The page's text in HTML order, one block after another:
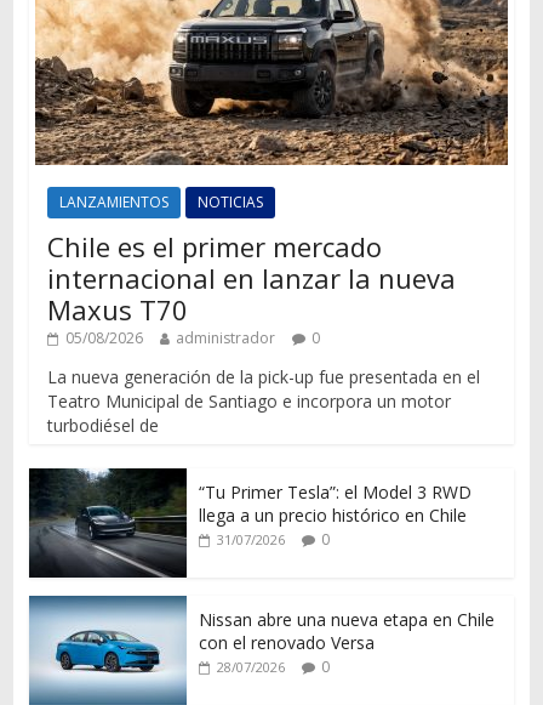
LANZAMIENTOS NOTICIAS
Chile es el primer mercado
internacional en lanzar la nueva
Maxus T70
05/08/2026 administrador 0
La nueva generación de la pick-up fue presentada en el
Teatro Municipal de Santiago e incorpora un motor
turbodiésel de
“Tu Primer Tesla”: el Model 3 RWD
llega a un precio histórico en Chile
31/07/2026 0
Nissan abre una nueva etapa en Chile
con el renovado Versa
28/07/2026 0